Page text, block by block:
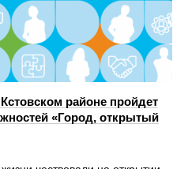
районе пройдет
«Город, открытый